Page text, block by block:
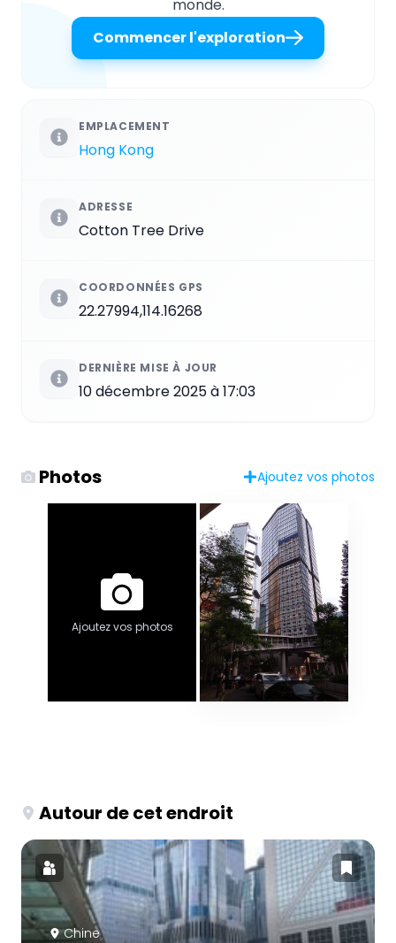
monde.
Commencer l'exploration
EMPLACEMENT
Hong Kong
ADRESSE
Cotton Tree Drive
COORDONNÉES GPS
22.27994,114.16268
DERNIÈRE MISE À JOUR
10 décembre 2025 à 17:03
Photos Ajoutez vos photos
Ajoutez vos photos
Autour de cet endroit
Chine